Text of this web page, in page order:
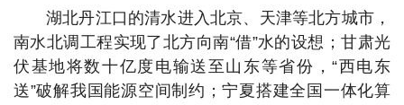
湖北丹江口的清水进入北京、天津等北方城市，
南水北调工程实现了北方向南“借”水的设想；甘肃光
伏基地将数十亿度电输送至山东等省份，“西电东
送”破解我国能源空间制约；宁夏搭建全国一体化算